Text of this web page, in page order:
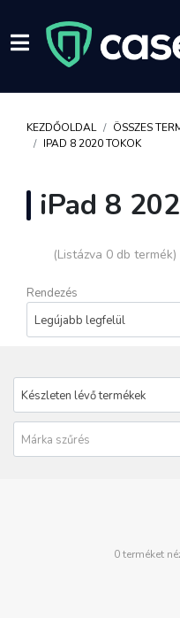
KEZDŐOLDAL ÖSSZES
IPAD 8 2020 TOKOK
iPad 8
(Listázva 0 db termék)
Rendezés
Legújabb legfelül
Készleten lévő termékek
Márka szűrés
0 terméket